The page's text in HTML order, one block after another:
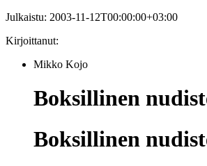
Julkaistu: 2003-11-12T00:00:00+03:00
Kirjoittanut:
Mikko Kojo
Boksillinen
Boksillinen